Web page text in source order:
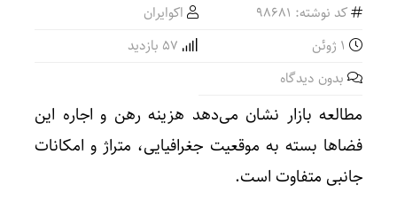
کد نوشته: 98681
اکوایران
بدون دیدگاه
مطالعه بازار نشان می‌دهد هزینه رهن و اجاره این
فضاها بسته به موقعیت جغرافیایی، متراژ و امکانات
جانبی متفاوت است.